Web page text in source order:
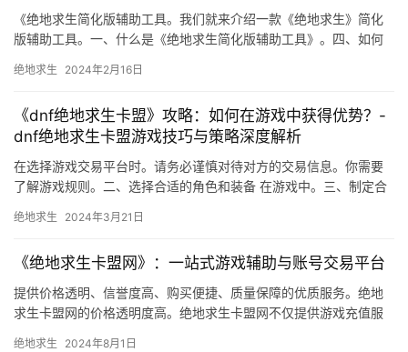
《绝地求生简化版辅助工具。我们就来介绍一款《绝地求生》简化
版辅助工具。一、什么是《绝地求生简化版辅助工具》。四、如何
绝地求生 2024年2月16日
《dnf绝地求生卡盟》攻略：如何在游戏中获得优势？-
dnf绝地求生卡盟游戏技巧与策略深度解析
在选择游戏交易平台时。请务必谨慎对待对方的交易信息。你需要
了解游戏规则。二、选择合适的角色和装备 在游戏中。三、制定合
绝地求生 2024年3月21日
《绝地求生卡盟网》：一站式游戏辅助与账号交易平台
提供价格透明、信誉度高、购买便捷、质量保障的优质服务。绝地
求生卡盟网的价格透明度高。绝地求生卡盟网不仅提供游戏充值服
绝地求生 2024年8月1日